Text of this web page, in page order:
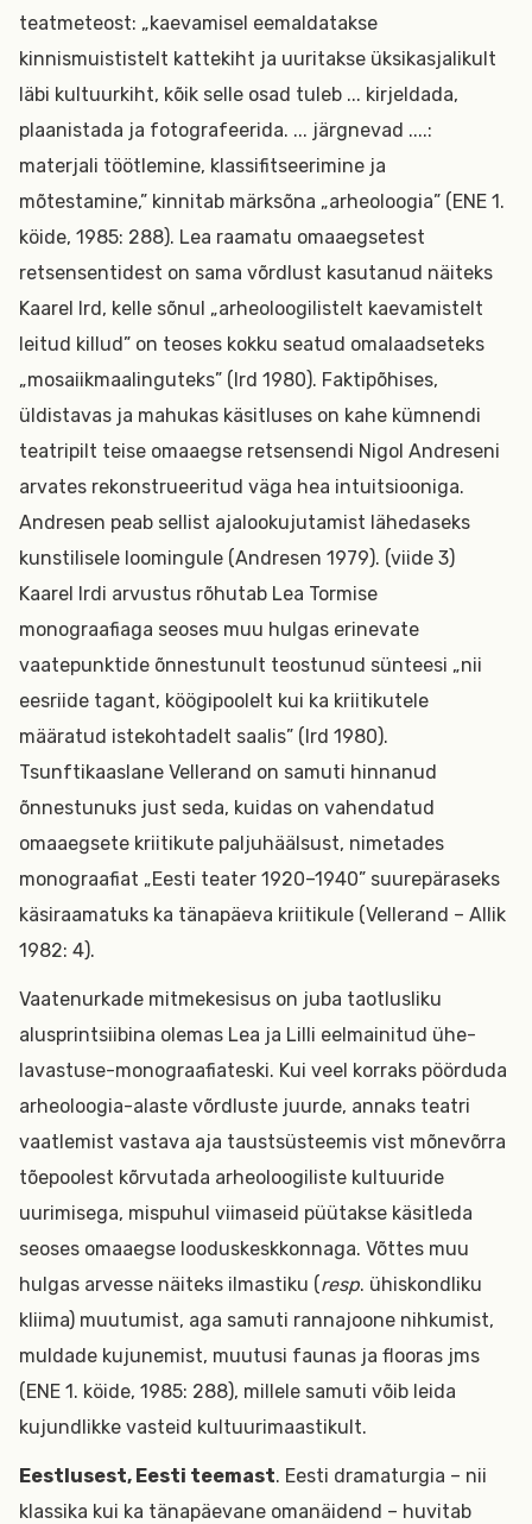
teatmeteost: „kaevamisel eemaldatakse
kinnismuististelt kattekiht ja uuritakse üksikasjalikult
läbi kultuurkiht, kõik selle osad tuleb ... kirjeldada,
plaanistada ja fotografeerida. ... järgnevad ....:
materjali töötlemine, klassifitseerimine ja
mõtestamine,” kinnitab märksõna „arheoloogia” (ENE 1.
köide, 1985: 288). Lea raamatu omaaegsetest
retsensentidest on sama võrdlust kasutanud näiteks
Kaarel Ird, kelle sõnul „arheoloogilistelt kaevamistelt
leitud killud” on teoses kokku seatud omalaadseteks
„mosaiikmaalinguteks” (Ird 1980). Faktipõhises,
üldistavas ja mahukas käsitluses on kahe kümnendi
teatripilt teise omaaegse retsensendi Nigol Andreseni
arvates rekonstrueeritud väga hea intuitsiooniga.
Andresen peab sellist ajalookujutamist lähedaseks
kunstilisele loomingule (Andresen 1979). (viide 3)
Kaarel Irdi arvustus rõhutab Lea Tormise
monograafiaga seoses muu hulgas erinevate
vaatepunktide õnnestunult teostunud sünteesi „nii
eesriide tagant, köögipoolelt kui ka kriitikutele
määratud istekohtadelt saalis” (Ird 1980).
Tsunftikaaslane Vellerand on samuti hinnanud
õnnestunuks just seda, kuidas on vahendatud
omaaegsete kriitikute paljuhäälsust, nimetades
monograafiat „Eesti teater 1920–1940” suurepäraseks
käsiraamatuks ka tänapäeva kriitikule (Vellerand – Allik
1982: 4).
Vaatenurkade mitmekesisus on juba taotlusliku
alusprintsiibina olemas Lea ja Lilli eelmainitud ühe-
lavastuse-monograafiateski. Kui veel korraks pöörduda
arheoloogia-alaste võrdluste juurde, annaks teatri
vaatlemist vastava aja taustsüsteemis vist mõnevõrra
tõepoolest kõrvutada arheoloogiliste kultuuride
uurimisega, mispuhul viimaseid püütakse käsitleda
seoses omaaegse looduskeskkonnaga. Võttes muu
hulgas arvesse näiteks ilmastiku (resp. ühiskondliku
kliima) muutumist, aga samuti rannajoone nihkumist,
muldade kujunemist, muutusi faunas ja flooras jms
(ENE 1. köide, 1985: 288), millele samuti võib leida
kujundlikke vasteid kultuurimaastikult.
Eestlusest, Eesti teemast. Eesti dramaturgia – nii
klassika kui ka tänapäevane omanäidend – huvitab